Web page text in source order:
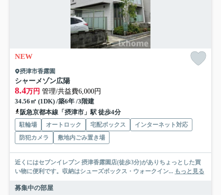
NEW
摂津市香露園
シャーメゾン広陽
8.4万円 管理/共益費6,000円
34.56㎡ (1DK) /築6年 /3階建
阪急京都本線「摂津市」駅 徒歩4分
駐輪場 オートロック 宅配ボックス
インターネット対応
防犯カメラ
敷地内ごみ置き場
近くにはセブンイレブン 摂津香露園店(徒歩3分)がありちょっとした買
い物に便利です。収納はシューズボックス・ウォークイン... もっと見る
募集中の部屋